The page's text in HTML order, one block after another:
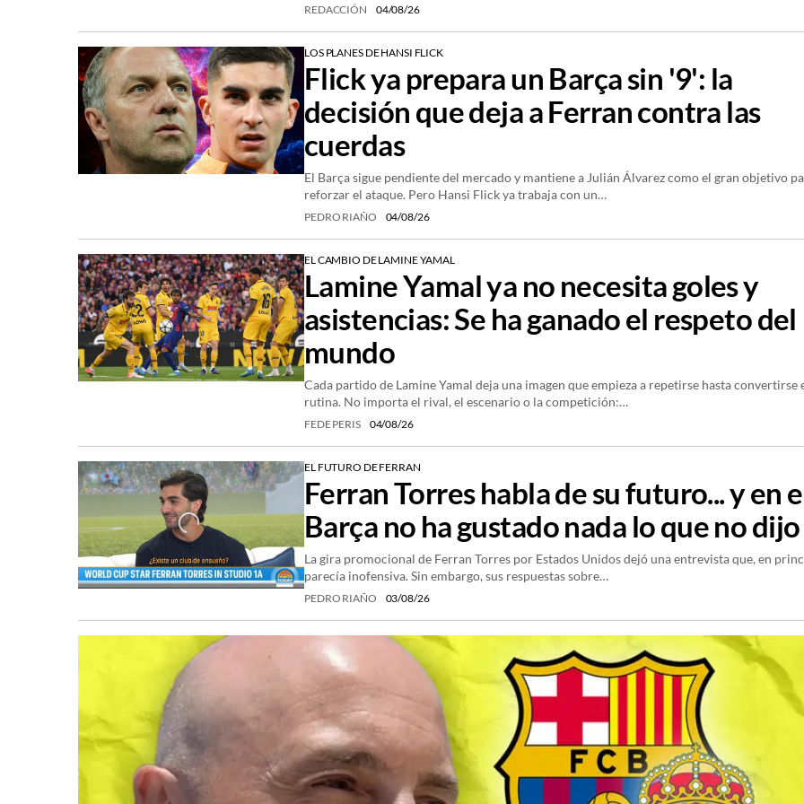
REDACCIÓN 04/08/26
LOS PLANES DE HANSI FLICK
Flick ya prepara un Barça sin '9': la
decisión que deja a Ferran contra las
cuerdas
El Barça sigue pendiente del mercado y mantiene a Julián Álvarez como el gran objetivo
reforzar el ataque. Pero Hansi Flick ya trabaja con un…
PEDRO RIAÑO 04/08/26
EL CAMBIO DE LAMINE YAMAL
Lamine Yamal ya no necesita goles y
asistencias: Se ha ganado el respeto del
mundo
Cada partido de Lamine Yamal deja una imagen que empieza a repetirse hasta convertirse
rutina. No importa el rival, el escenario o la competición:…
FEDE PERIS 04/08/26
EL FUTURO DE FERRAN
Ferran Torres habla de su futuro... y en
Barça no ha gustado nada lo que no dijo
La gira promocional de Ferran Torres por Estados Unidos dejó una entrevista que, en
parecía inofensiva. Sin embargo, sus respuestas sobre…
PEDRO RIAÑO 03/08/26